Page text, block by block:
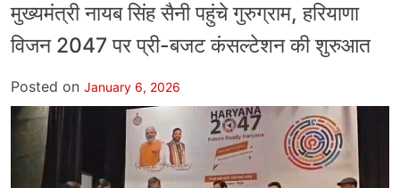
मुख्यमंत्री नायब सिंह सैनी पहुंचे गुरुग्राम, हरियाणा
विजन 2047 पर प्री-बजट कंसल्टेशन की शुरुआत
Posted on January 6, 2026